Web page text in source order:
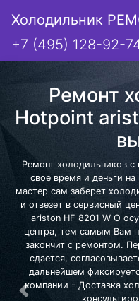
Холодильник
+7 (495) 128-92-
Ремонт
Hotpoint
Ремонт холодильников
свое время и деньги
мастер сам заберет
и отвезет в сервисный
ariston HF 8201 W O
центра, тем самым Вам
закончит с ремонтом.
сдается,
дальнейшем
компании - Доставка
Предыдущая